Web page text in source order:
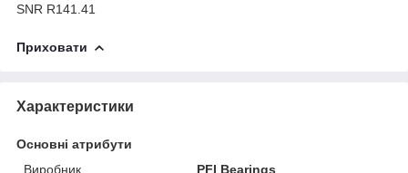
SNR R141.41
Приховати
Характеристики
Основні атрибути
Виробник
PFI Bearings